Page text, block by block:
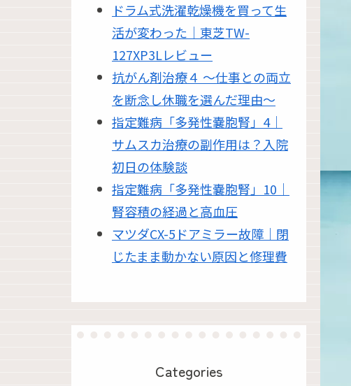
ドラム式洗濯乾燥機を買って生
活が変わった｜東芝TW-
127XP3Lレビュー
抗がん剤治療４ 〜仕事との両立
を断念し休職を選んだ理由〜
指定難病「多発性嚢胞腎」4｜
サムスカ治療の副作用は？入院
初日の体験談
指定難病「多発性嚢胞腎」10｜
腎容積の経過と高血圧
マツダCX-5ドアミラー故障｜閉
じたまま動かない原因と修理費
Categories